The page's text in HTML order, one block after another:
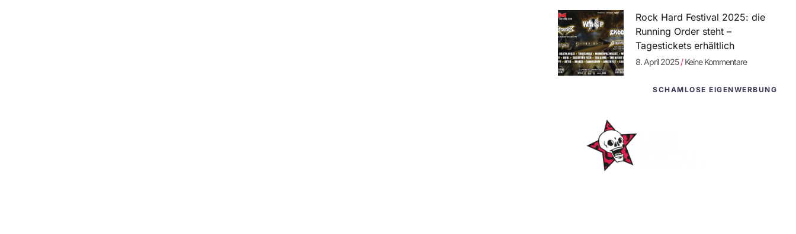
Rock Hard Festival 2025: die
Running Order steht –
Tagestickets erhältlich
8. April 2025 Keine Kommentare
SCHAMLOSE EIGENWERBUNG